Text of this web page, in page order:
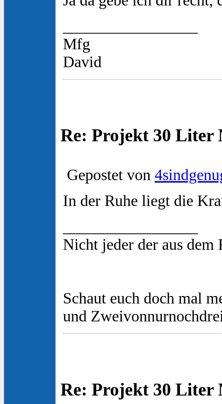
Mfg
David
Re: Projekt 30 Liter
Gepostet von
In der Ruhe liegt die
Nicht jeder der aus
Schaut euch doch mal
und
Re: Projekt 30 Liter